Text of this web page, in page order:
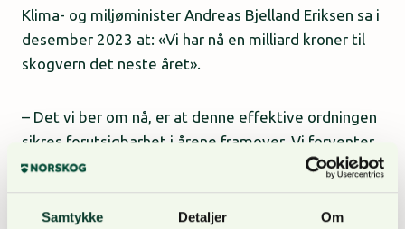
Samtykke Detaljer Om
Klima- og miljøminister Andreas Bjelland Eriksen sa i
desember 2023 at: «Vi har nå en milliard kroner til
skogvern det neste året».
– Det vi ber om nå, er at denne effektive ordningen
sikres forutsigbarhet i årene framover. Vi forventer
at regjeringen følger opp egne signaler og minst
viderefører bevilgningen på 1 milliard kroner til
frivillig skogvern i budsjettet for 2025, sier Karoline